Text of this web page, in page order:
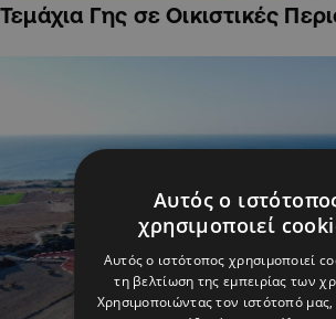
Τεμάχια Γης σε Οικιστικές
Αυτός ο
χρησιμοποιεί
Αυτός ο ιστότοπος χρησιμοποιεί
τη βελτίωση της εμπειρίας των
Χρησιμοποιώντας τον ιστότοπό